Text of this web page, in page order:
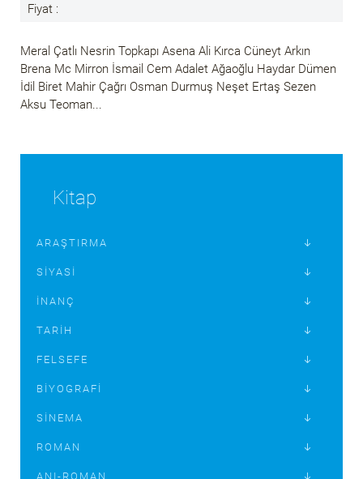
Fiyat :
Meral Çatlı Nesrin Topkapı Asena Ali Kırca Cüneyt Arkın
Brena Mc Mirron İsmail Cem Adalet Ağaoğlu Haydar Dümen
İdil Biret Mahir Çağrı Osman Durmuş Neşet Ertaş Sezen
Aksu Teoman...
Kitap
ARAŞTIRMA
SIYASI
İNANÇ
TARIH
FELSEFE
BIYOGRAFI
SINEMA
ROMAN
ANI-ROMAN